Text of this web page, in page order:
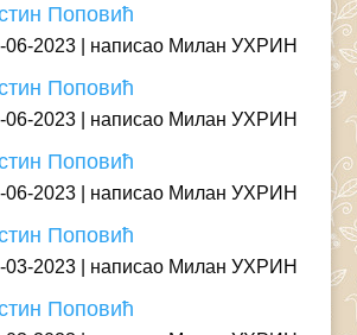
Поповић
06-2023 написао Милан УХРИН
Поповић
06-2023 написао Милан УХРИН
Поповић
06-2023 написао Милан УХРИН
Поповић
03-2023 написао Милан УХРИН
Поповић